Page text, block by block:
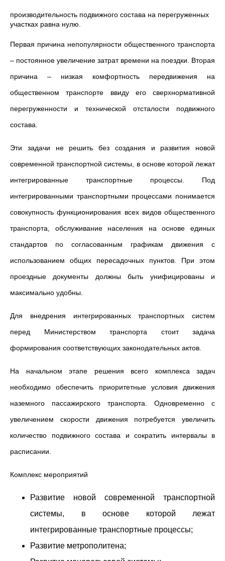
производительность подвижного состава на перегруженных
участках равна нулю.
Первая причина непопулярности общественного транспорта
– постоянное увеличение затрат времени на поездки. Вторая
причина – низкая комфортность передвижения на
общественном транспорте ввиду его сверхнормативной
перегруженности и технической отсталости подвижного
состава.
Эти задачи не решить без создания и развития новой
современной транспортной системы, в основе которой лежат
интегрированные транспортные процессы. Под
интегрированными транспортными процессами понимается
совокупность функционирования всех видов общественного
транспорта, обслуживание населения на основе единых
стандартов по согласованным графикам движения с
использованием общих пересадочных пунктов. При этом
проездные документы должны быть унифицированы и
максимально удобны.
Для внедрения интегрированных транспортных систем
перед Министерством транспорта стоит задача
формирования соответствующих законодательных актов.
На начальном этапе решения всего комплекса задач
необходимо обеспечить приоритетные условия движения
наземного пассажирского транспорта. Одновременно с
увеличением скорости движения потребуется увеличить
количество подвижного состава и сократить интервалы в
расписании.
Комплекс мероприятий
Развитие новой современной транспортной
системы, в основе которой лежат
интегрированные транспортные процессы;
Развитие метрополитена;